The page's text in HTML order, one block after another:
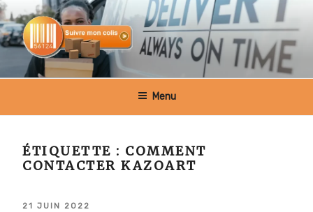
Aller
au
contenu
principal
SUIVRE MON COLIS BELGIQUE
Menu
ÉTIQUETTE : COMMENT
CONTACTER KAZOART
PUBLIÉ
21 JUIN 2022